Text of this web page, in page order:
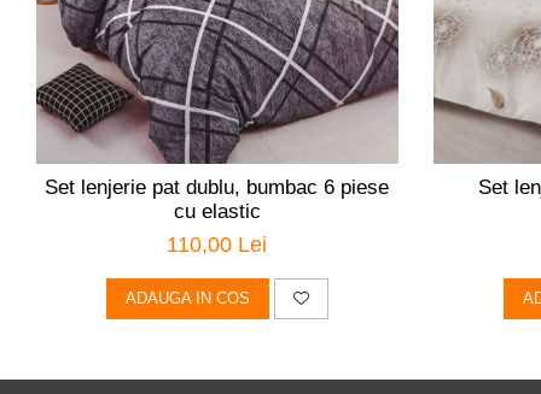
Set lenjerie pat dublu, bumbac 6 piese
cu elastic
110,00 Lei
ADAUGA IN COS
Set